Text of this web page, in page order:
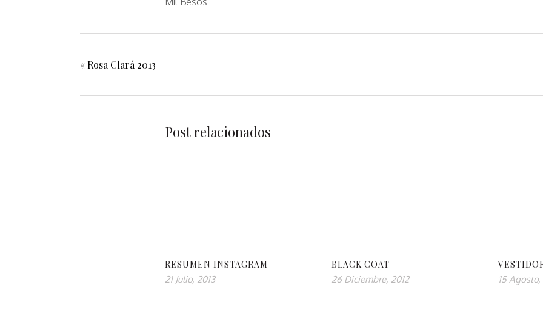
« Rosa Clará 2013
Post relacionados
RESUMEN INSTAGRAM
21 Julio, 2013
BLACK COAT
26 Diciembre, 2012
15 Agosto,